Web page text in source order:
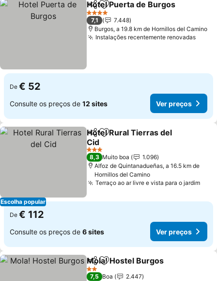
PartilharAdicionar aos favoritos
Hotel Puerta de Burgos
4 Estrelas
7,1
7.448
Burgos, a 19.8 km de Hornillos del Camino
Instalações recentemente renovadas
De € 52
Consulte os preços de 12 sites Ver preços
Escolha popular
PartilharAdicionar aos favoritos
Hotel Rural Tierras del
Cid
3 Estrelas
8,3 Muito boa
1.096
Alfoz de Quintanadueñas, a 16.5 km de
Hornillos del Camino
Terraço ao ar livre e vista para o jardim
De € 112
Consulte os preços de 6 sites Ver preços
PartilharAdicionar aos favoritos
Mola! Hostel Burgos
2 Estrelas
7,5 Boa
2.447